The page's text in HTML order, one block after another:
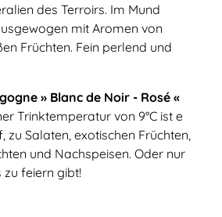
des Terroirs. Im Mund
mit Aromen von
Früchten. Fein perlend und
» Blanc de Noir - Rosé «
Trinktemperatur von 9°C ist e
zu Salaten, exotischen Früchten,
und Nachspeisen. Oder nur
zu feiern gibt!